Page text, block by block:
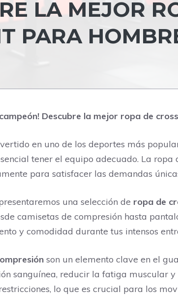
LA MEJOR
PARA
Descubre la mejor ropa de
en uno de los deportes más
tener el equipo adecuado. La
para satisfacer las demandas
una selección de ropa de
camisetas de compresión hasta
y comodidad durante tus intensos
son un elemento clave en el
sanguínea, reducir la fatiga muscular
lo que es crucial para los